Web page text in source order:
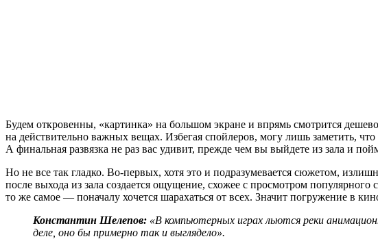
Будем откровенны, «картинка» на большом экране и впрямь смотрится
на действительно важных вещах. Избегая спойлеров, могу лишь заметить,
А финальная развязка не раз вас удивит, прежде чем вы выйдете из зала и
Но не все так гладко. Во-первых, хотя это и подразумевается сюжетом,
после выхода из зала создается ощущение, схожее с просмотром
то же самое — поначалу хочется шарахаться от всех. Значит погружение в
Константин Шелепов: «В компьютерных играх льются реки
деле, оно бы примерно так и выглядело».